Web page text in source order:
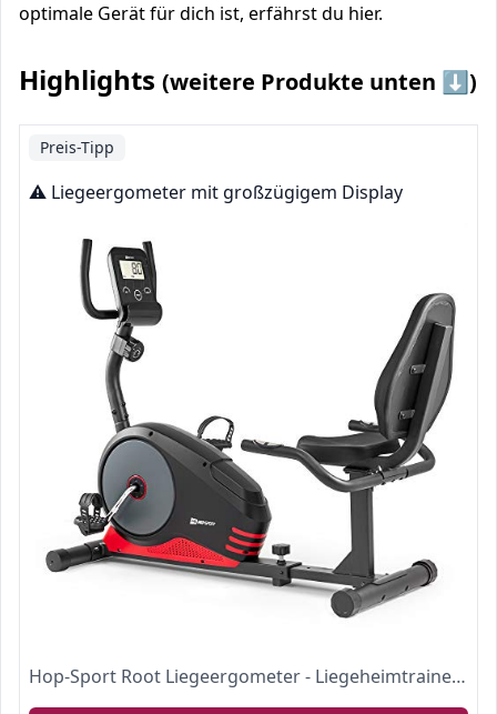
optimale Gerät für dich ist, erfährst du hier.
Highlights (weitere Produkte unten ⬇️)
Preis-Tipp
⚠️ Liegeergometer mit großzügigem Display
Hop-Sport Root Liegeergometer - Liegeheimtrainer mit Handpulssensoren, 9,5 kg Schwungmasse,